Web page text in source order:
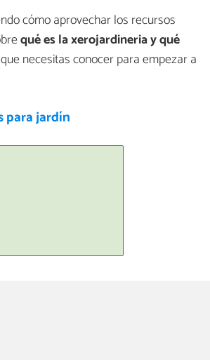
cómo aprovechar los recursos
qué es la xerojardineria y qué
necesitas conocer para empezar a
para jardín